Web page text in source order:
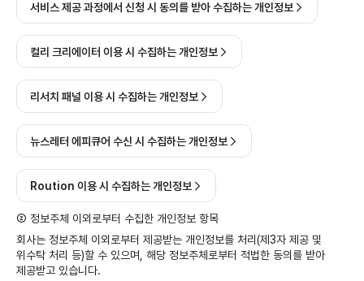
서비스 제공 과정에서 신청 시 동의를 받아 수집하는 개인정보
컬리 크리에이터 이용 시 수집하는 개인정보
리서치 패널 이용 시 수집하는 개인정보
뉴스레터 에피큐어 수신 시 수집하는 개인정보
Roution 이용 시 수집하는 개인정보
② 정보주체 이외로부터 수집한 개인정보 항목
회사는 정보주체 이외로부터 제공받는 개인정보를 처리(제3자 제공 및
위수탁 처리 등)할 수 있으며, 해당 정보주체로부터 적법한 동의를 받아
제공받고 있습니다.